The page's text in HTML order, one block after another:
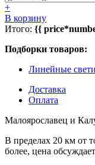
+
В корзину
Итого: {{
Подборки товаров:
Линейные
Доставка
Оплата
Малоярославец и
В пределах 20 км от
более, цена